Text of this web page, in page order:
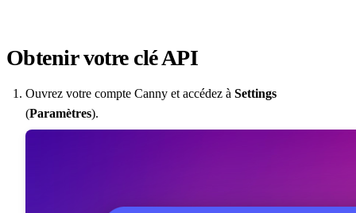
Obtenir votre clé API
Ouvrez votre compte Canny et accédez à Settings
(Paramètres).